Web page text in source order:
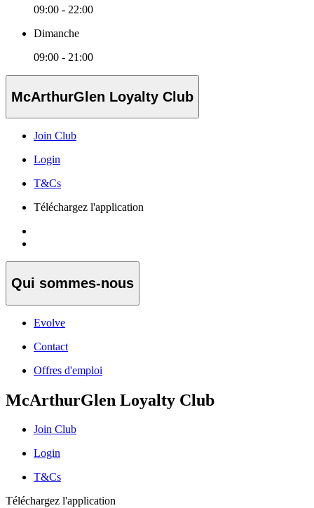
09:00 - 22:00
Dimanche
09:00 - 21:00
McArthurGlen Loyalty Club
Join Club
Login
T&Cs
Téléchargez l'application
Qui sommes-nous
Evolve
Contact
Offres d'emploi
McArthurGlen Loyalty Club
Join Club
Login
T&Cs
Téléchargez l'application